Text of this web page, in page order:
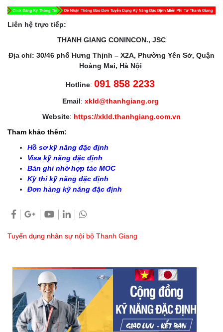
Liên hệ trực tiếp:
THANH GIANG CONINCON., JSC
Địa chỉ: 30/46 phố Hưng Thịnh – X2A, Phường Yên Sở, Quận
Hoàng Mai, Hà Nội
Hotline: 091 858 2233
Email: xkld@thanhgiang.org
Website: https://xkld.thanhgiang.com.vn
Tham khảo thêm:
Hồ sơ kỹ năng đặc định
Visa kỹ năng đặc định
Bản ghi nhớ hợp tác MOC
Kỳ thi kỹ năng đặc định
Đơn hàng kỹ năng đặc định
Tuyển dụng nhân sự nội bộ Thanh Giang